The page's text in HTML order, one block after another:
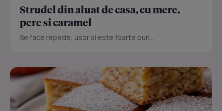
Strudel din aluat de casa, cu mere,
pere si caramel
Se face repede, usor si este foarte bun...